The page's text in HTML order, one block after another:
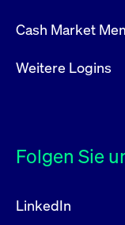
Cash Market
Weitere Logins
Folgen Sie
LinkedIn